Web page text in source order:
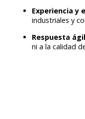
Experiencia y
industriales y
Respuesta
ni a la calidad